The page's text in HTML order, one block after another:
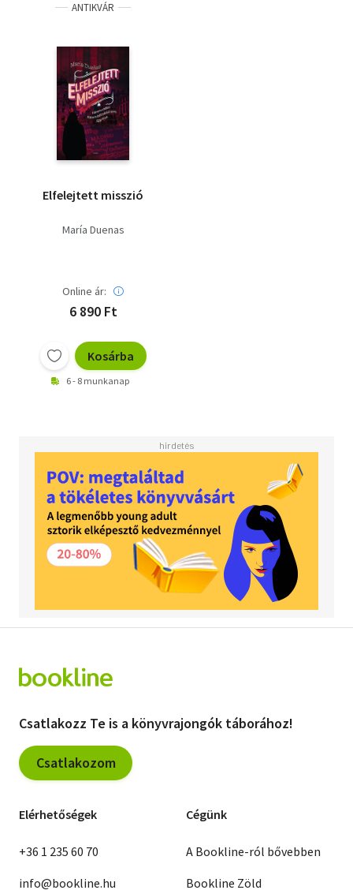
ANTIKVÁR
Elfelejtett misszió
María Duenas
Online ár:
6 890 Ft
Kosárba
6 - 8 munkanap
Csatlakozz Te is a könyvrajongók táborához!
Csatlakozom
Elérhetőségek
+36 1 235 60 70
info@bookline.hu
Cégünk
A Bookline-ról bővebben
Bookline Zöld